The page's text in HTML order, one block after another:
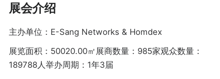
展会介绍
主办单位：E-Sang Networks & Homdex
展览面积：50020.00㎡展商数量：985家观众数量：
189788人举办周期：1年3届